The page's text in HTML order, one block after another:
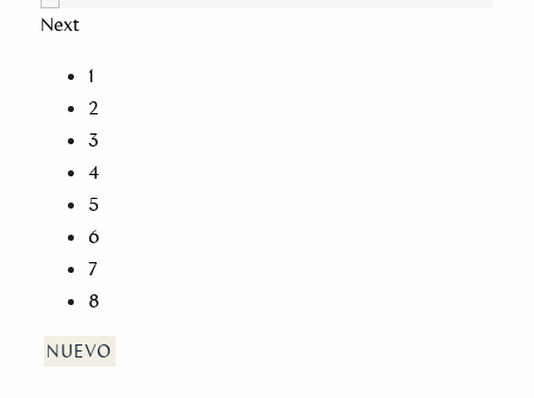
Next
1
2
3
4
5
6
7
8